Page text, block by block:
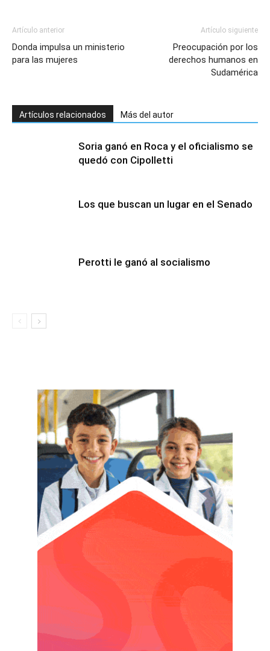
Artículo anterior
Donda impulsa un ministerio
para las mujeres
Artículo siguiente
Preocupación por los
derechos humanos en
Sudamérica
Artículos relacionados Más del autor
Soria ganó en Roca y el oficialismo se
quedó con Cipolletti
Los que buscan un lugar en el Senado
Perotti le ganó al socialismo